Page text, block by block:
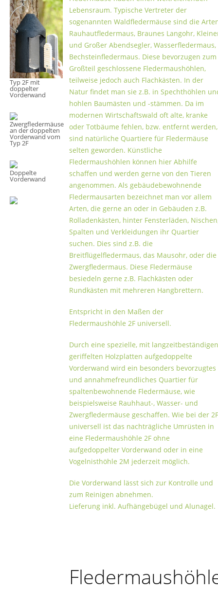
Typ 2F mit
doppelter
Vorderwand
Zwergfledermäuse
an der doppelten
Vorderwand vom
Typ 2F
Doppelte
Vorderwand
Lebensraum. Typische Vertreter der
sogenannten Waldfledermäuse sind die
Rauhautfledermaus, Braunes Langohr,
und Großer Abendsegler, Wasserfledermaus,
Bechsteinfledermaus. Diese bevorzugen zum
Großteil geschlossene Fledermaushöhlen,
teilweise jedoch auch Flachkästen. In der
Natur findet man sie z.B. in Spechthöhlen
hohlen Baumästen und -stämmen. Da im
modernen Wirtschaftswald oft alte, kranke
oder Totbäume fehlen, bzw. entfernt werden,
sind natürliche Quartiere für Fledermäuse
selten geworden. Künstliche
Fledermaushöhlen können hier Abhilfe
schaffen und werden gerne von den Tieren
angenommen. Als gebäudebewohnende
Fledermausarten bezeichnet man vor allem
Arten, die gerne an oder in Gebäuden z.B.
Rolladenkästen, hinter Fensterläden,
Spalten und Verkleidungen ihr Quartier
suchen. Dies sind z.B. die
Breitflügelfledermaus, das Mausohr, oder die
Zwergfledermaus. Diese Fledermäuse
besiedeln gerne z.B. Flach­kästen oder
Rundkästen mit mehreren Hangbrettern.
Entspricht in den Maßen der
Fledermaushöhle 2F universell.
Durch eine spezielle, mit
geriffelten Holzplatten aufgedoppelte
Vorderwand wird ein besonders bevorzugtes
und annahmefreundliches Quartier für
spaltenbewohnende Fledermäuse, wie
beispielsweise Rauhhaut-, Wasser- und
Zwergfledermäuse geschaffen. Wie bei der
universell ist das nachträgliche Umrüsten in
eine Fledermaushöhle 2F ohne
aufgedoppelter Vorderwand oder in eine
Vogelnisthöhle 2M jederzeit möglich.
Die Vorderwand lässt sich zur Kontrolle und
zum Reinigen abnehmen.
Lieferung inkl. Aufhängebügel und Alunagel.